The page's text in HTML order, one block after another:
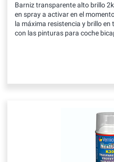
Barniz transparente alto brillo
en spray a activar en el
la máxima resistencia y brillo
con las pinturas para coche